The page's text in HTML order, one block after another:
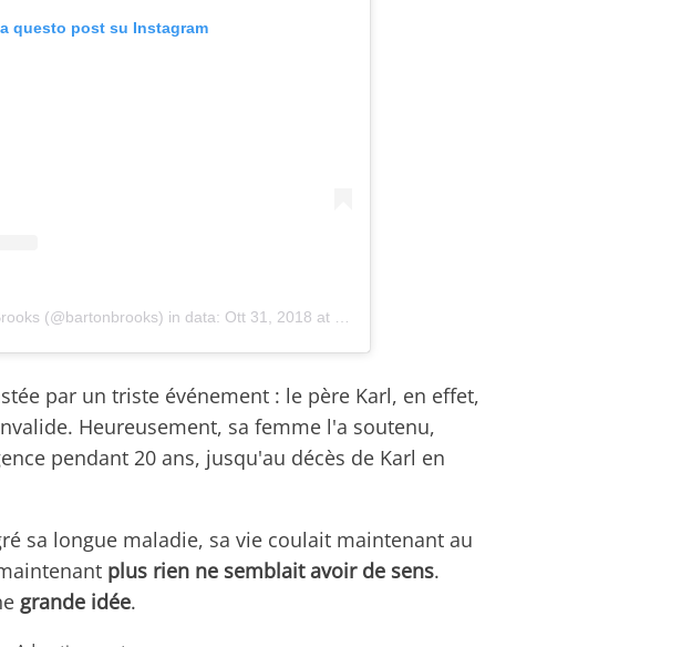
questo post su Instagram
(@bartonbrooks) in data: Ott 31, 2018 at 6:26 PDT
par un triste événement : le père Karl, en effet,
Heureusement, sa femme l'a soutenu,
pendant 20 ans, jusqu'au décès de Karl en
sa longue maladie, sa vie coulait maintenant au
plus rien ne semblait avoir de sens.
grande idée.